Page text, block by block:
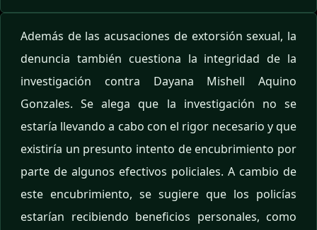
Además de las acusaciones de extorsión sexual, la
denuncia también cuestiona la integridad de la
investigación contra Dayana Mishell Aquino
Gonzales. Se alega que la investigación no se
estaría llevando a cabo con el rigor necesario y que
existiría un presunto intento de encubrimiento por
parte de algunos efectivos policiales. A cambio de
este encubrimiento, se sugiere que los policías
estarían recibiendo beneficios personales, como